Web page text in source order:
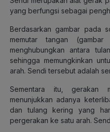
yang berfungsi sebagai
Berdasarkan gambar pada
memutar tangan
menghubungkan antara
sehingga memungkinkan
arah. Sendi tersebut adalah
Sementara itu, gerakan
menunjukkan adanya
dan tulang kering yang
pergerakan ke satu arah.